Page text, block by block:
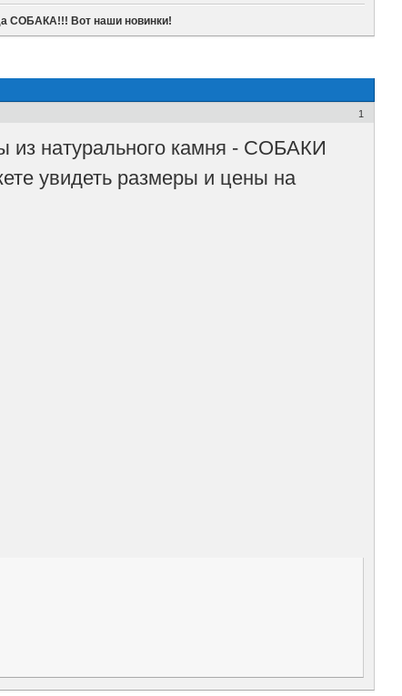
СОБАКА!!! Вот наши новинки!
1
из натурального камня - СОБАКИ
увидеть размеры и цены на